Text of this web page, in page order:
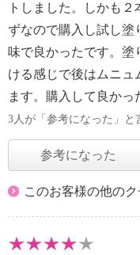
トしました。しかも
ずなので購入し試し塗
味で良かったです。塗
ける感じで後はムニュ
ます。購入して良かっ
3人が「参考になった」と
参考になった
このお客様の他の